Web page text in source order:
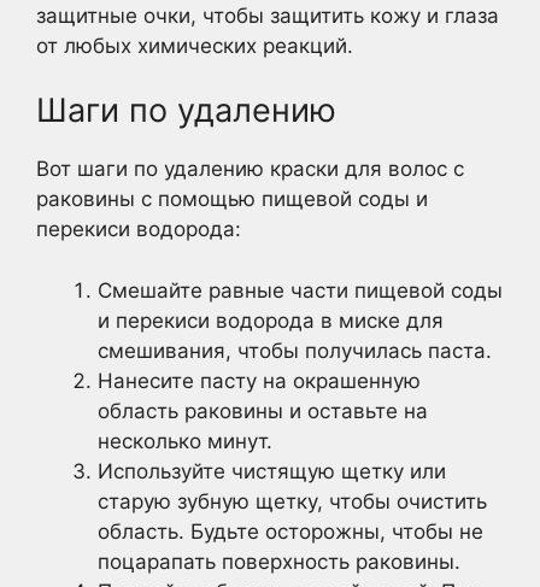
защитные очки, чтобы защитить кожу и глаза
от любых химических реакций.
Шаги по удалению
Вот шаги по удалению краски для волос с
раковины с помощью пищевой соды и
перекиси водорода:
Смешайте равные части пищевой соды
и перекиси водорода в миске для
смешивания, чтобы получилась паста.
Нанесите пасту на окрашенную
область раковины и оставьте на
несколько минут.
Используйте чистящую щетку или
старую зубную щетку, чтобы очистить
область. Будьте осторожны, чтобы не
поцарапать поверхность раковины.